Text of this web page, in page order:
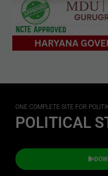
ONE COMPLETE SITE FOR
POLITICAL